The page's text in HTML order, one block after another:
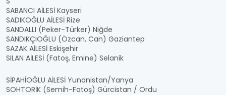
SABANCI AİLESİ Kayseri
SADIKOĞLU AİLESİ Rize
SANDALLI (Peker-Türker) Niğde
SANDIKÇIOĞLU (Özcan, Can) Gaziantep
SAZAK AİLESİ Eskişehir
SILAN AİLESİ (Fatoş, Emine) Selanik
SİPAHİOĞLU AİLESİ Yunanistan/Yanya
SOHTORİK (Semih-Fatoş) Gürcistan / Ordu